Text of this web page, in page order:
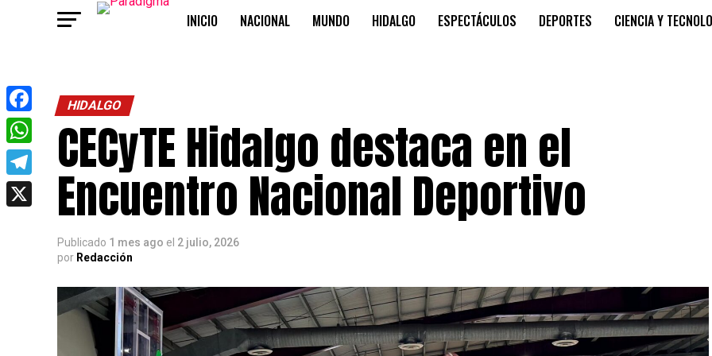
INICIO NACIONAL MUNDO HIDALGO ESPECTÁCULOS DEPORTES CIENCIA Y
HIDALGO
CECyTE Hidalgo destaca en el
Encuentro Nacional Deportivo
Publicado 1 mes ago el 2 julio, 2026
por Redacción
Facebook
WhatsApp
Telegram